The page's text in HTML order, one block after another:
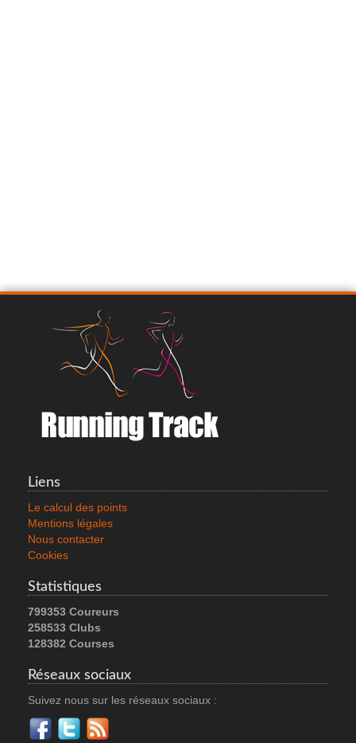
Liens
Le calcul des points
Mentions légales
Nous contacter
Cookies
Statistiques
799353 Coureurs
258533 Clubs
128382 Courses
Réseaux sociaux
Suivez nous sur les réseaux sociaux :